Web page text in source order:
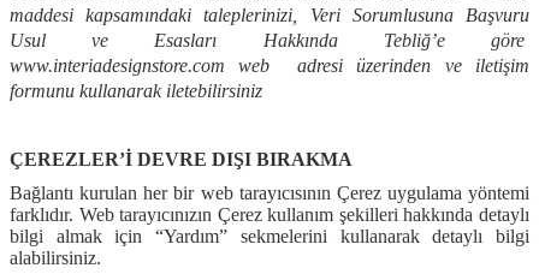
maddesi kapsamındaki taleplerinizi, Veri Sorumlusuna Başvuru
Usul ve Esasları Hakkında Tebliğ’e göre
www.interiadesignstore.com web
adresi üzerinden ve iletişim
formunu kullanarak iletebilirsiniz
ÇEREZLER’İ DEVRE DIŞI BIRAKMA
Bağlantı kurulan her bir web tarayıcısının Çerez uygulama yöntemi
farklıdır. Web tarayıcınızın Çerez kullanım şekilleri hakkında detaylı
bilgi almak için “Yardım” sekmelerini kullanarak detaylı bilgi
alabilirsiniz.